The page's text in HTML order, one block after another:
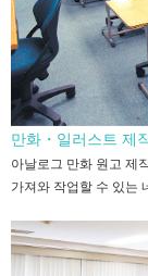
만화・일러스트 제
아날로그 만화 원고 제
가져와 작업할 수 있는